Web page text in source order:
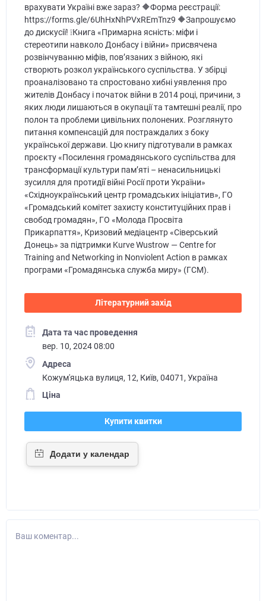
врахувати Україні вже зараз? 🔶Форма реєстрації:
https://forms.gle/6UhHxNhPVxREmTnz9 🔶Запрошуємо
до дискусії! ❕Книга «Примарна ясність: міфи і
стереотипи навколо Донбасу і війни» присвячена
розвінчуванню міфів, пов’язаних з війною, які
створють розкол українського суспільства. У збірці
проаналізовано та спростовано хибні уявлення про
жителів Донбасу і початок війни в 2014 році, причини, з
яких люди лишаються в окупації та тамтешні реалії, про
полон та проблеми цивільних полонених. Розглянуто
питання компенсацій для постраждалих з боку
української держави. Цю книгу підготували в рамках
проєкту «Посилення громадянського суспільства для
трансформації культури пам’яті – ненасильницькі
зусилля для протидії війні Росії проти України»
«Східноукраїнський центр громадських ініціатив», ГО
«Громадський комітет захисту конституційних прав і
свобод громадян», ГО «Молода Просвіта
Прикарпаття», Кризовий медіацентр «Сіверський
Донець» за підтримки Kurve Wustrow — Centre for
Training and Networking in Nonviolent Action в рамках
програми «Громадянська служба миру» (ГСМ).
Літературний захід
Дата та час проведення
вер. 10, 2024 08:00
Адреса
Кожум'яцька вулиця, 12, Київ, 04071, Україна
Ціна
Купити квитки
Ваш коментар...